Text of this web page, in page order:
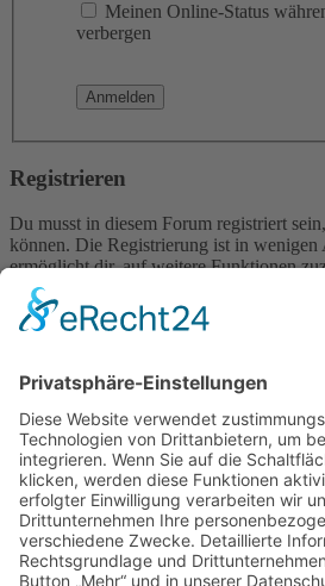
Meinen Online-Status
verbergen
Registrieren
Du musst in diesem Forum registriert
können. Die Registrierung ist in
ermöglicht dir, auf weitere Funktionen
Administration kann registrierten
Berechtigungen zuweisen. Beachte bitte
Nutzungsbedingungen und die
wenn du dich in diesem Board bewegst.
Nutzungsbedingungen|
Registrieren
Foren-Übersicht
Alle Zeiten sindUTC+02:00
Alle Cookies löschen